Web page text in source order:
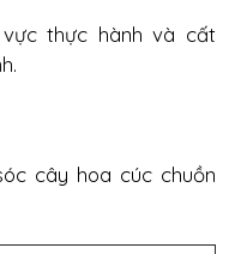
thực hành và cất
cây hoa cúc chuồn